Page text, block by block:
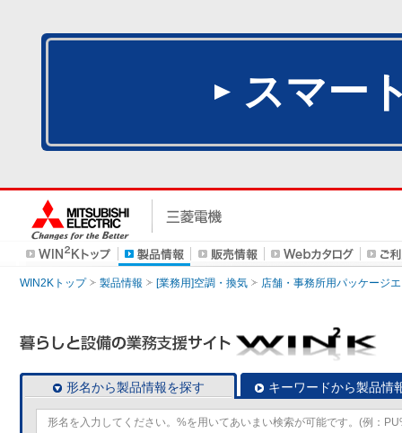
スマー
WIN2Kトップ 製品情報 [業務用]空調・換気 店舗・事務所用パッケージ
形名から製品情報を探す キーワードから製品情